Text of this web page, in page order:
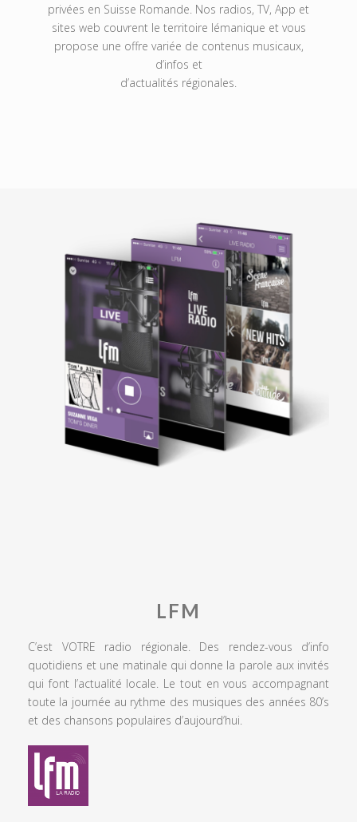
privées en Suisse Romande. Nos radios, TV, App et
sites web couvrent le territoire lémanique et vous
propose une offre variée de contenus musicaux,
d’infos et
d’actualités régionales.
LFM
C’est VOTRE radio régionale. Des rendez-vous d’info
quotidiens et une matinale qui donne la parole aux invités
qui font l’actualité locale. Le tout en vous accompagnant
toute la journée au rythme des musiques des années 80’s
et des chansons populaires d’aujourd’hui.